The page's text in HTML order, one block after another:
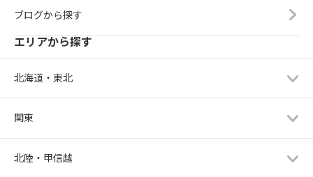
ブログから探す
エリアから探す
北海道・東北
関東
北陸・甲信越